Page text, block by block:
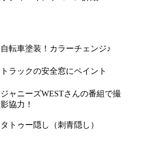
自転車塗装！カラーチェンジ♪
トラックの安全窓にペイント
ジャニーズWESTさんの番組で撮
影協力！
タトゥー隠し（刺青隠し）